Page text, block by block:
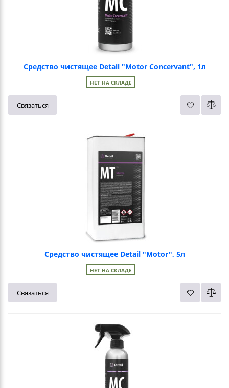
Средство чистящее Detail "Motor Concervant", 1л
НЕТ НА СКЛАДЕ
Связаться
Средство чистящее Detail "Motor", 5л
НЕТ НА СКЛАДЕ
Связаться